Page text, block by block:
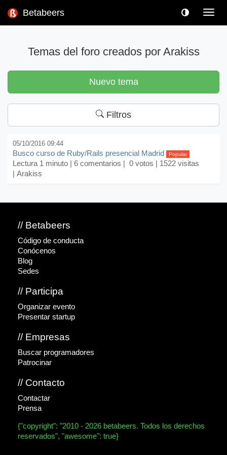
Betabeers
Temas del foro creados por Arakiss
Nuevo tema
Filtros
05/10/2016 09:44
Busco curso de Ruby/Rails presencial Madrid Popular
Lectura 1 minuto | 6 comentarios | 0 votos | 1522 visitas
| Arakiss
// Betabeers
Código de conducta
Conócenos
Blog
Sedes
// Participa
Organizar evento
Presentar startup
// Empresas
Buscar programadores
Patrocinar
// Contacto
Contactar
Prensa
{"copyright": "2010 - 2026 betabeers. Todos los derechos
reservados", "awesome": true}